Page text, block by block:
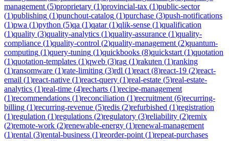
management (5)proprietary (1)provincial-tax (1)public-sector
(1)publishing (1)punchout-catalog (1)purchase (3)push-notifications
(1)pwa (1)python (5)qa (1)qatar(1)qlik-sense (1)qualification
(1)quality (3)quality-analytics (1)quality-assurance (1)quality-
compliance (1)quality-control (2)quality-management (2)quantum-
computing (1)query-tuning (1)quickbooks (8)quickstart (1)quotation
(1)quotation-templates (1)qweb (3)rag (1)rakuten (1)ranking
(1)ransomware (1)rate-limiting (3)rdl (1)react (8)react-19 (2)react-
email (1)react-native (1)react-query (1)real-estate (5)real-estate-
analytics (1)real-time (4)recharts (1)recipe-management
(1)recommendations (1)reconciliation (1)recruitment (6)recurring-
billing (1)recurring-revenue (5)redis (2)refurbished (1)registration
(1)regulation (1)regulations (2)regulatory (3)reliability (2)remix
(2)remote-work (2)renewable-energy (1)renewal-management
(1)rental (3)rental-business (1)reorder-point (1)repeat-purchases